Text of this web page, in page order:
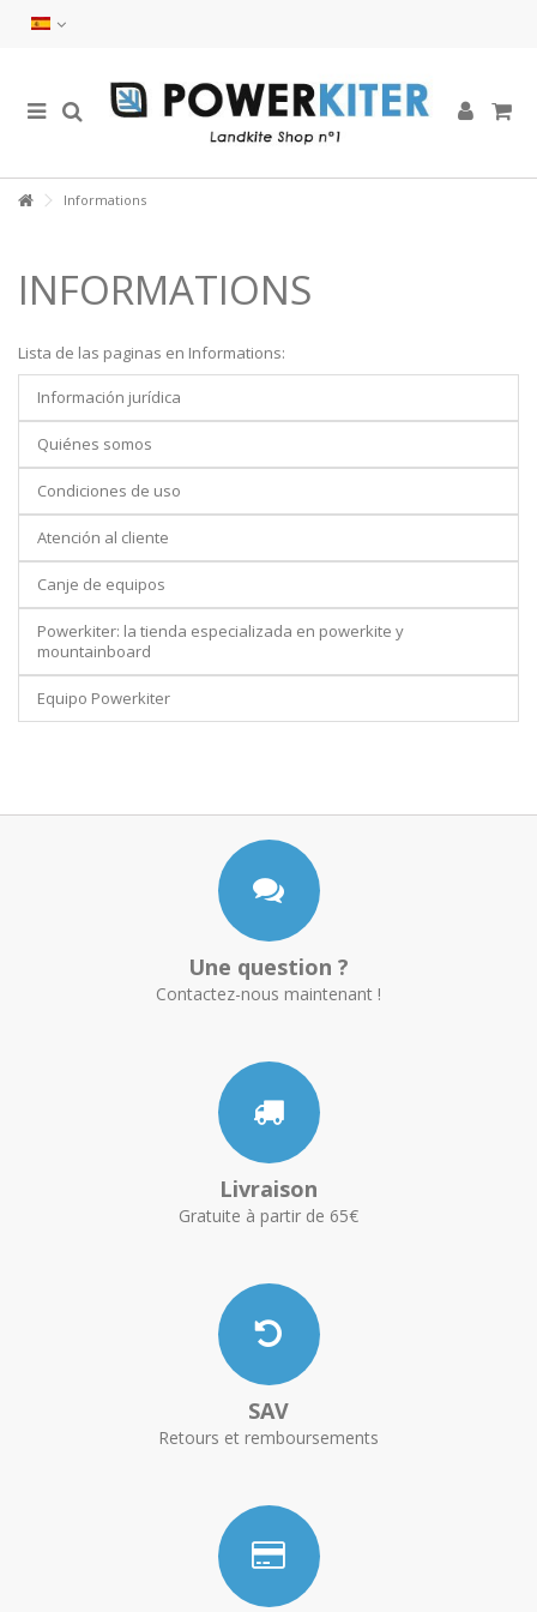
Informations
INFORMATIONS
Lista de las paginas en Informations:
Información jurídica
Quiénes somos
Condiciones de uso
Atención al cliente
Canje de equipos
Powerkiter: la tienda especializada en powerkite y
mountainboard
Equipo Powerkiter
Une question ?
Contactez-nous maintenant !
Livraison
Gratuite à partir de 65€
SAV
Retours et remboursements